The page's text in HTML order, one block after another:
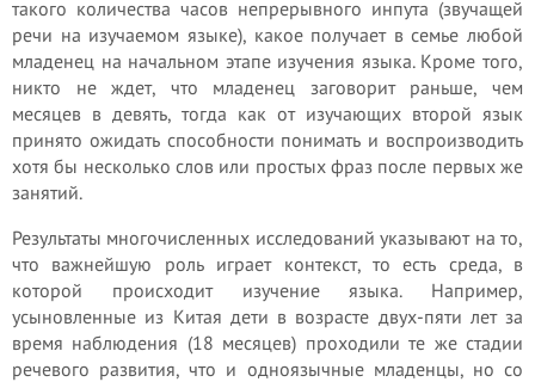
такого количества часов непрерывного инпута (звучащей
речи на изучаемом языке), какое получает в семье любой
младенец на начальном этапе изучения языка. Кроме того,
никто не ждет, что младенец заговорит раньше, чем
месяцев в девять, тогда как от изучающих второй язык
принято ожидать способности понимать и воспроизводить
хотя бы несколько слов или простых фраз после первых же
занятий.
Результаты многочисленных исследований указывают на то,
что важнейшую роль играет контекст, то есть среда, в
которой происходит изучение языка. Например,
усыновленные из Китая дети в возрасте двух-пяти лет за
время наблюдения (18 месяцев) проходили те же стадии
речевого развития, что и одноязычные младенцы, но со